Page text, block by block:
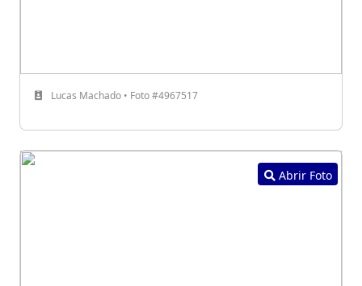
Lucas Machado • Foto #4967517
Abrir Foto